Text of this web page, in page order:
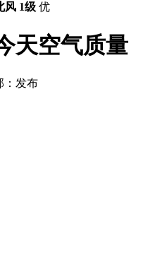
风 1级 优
天空气质量
发布